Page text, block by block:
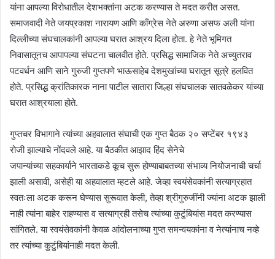
यांना आपल्या विरोधातील देशभक्तांना अटक करण्यास ते मदत करीत असत.
समाजवादी नेते जयप्रकाश नारायण आणि काँग्रेस नेते अरुणा असफ अली यांना
दिल्लीच्या संघचालकांनी आपल्या घरात आश्रय दिला होता. हे नेते भूमिगत
निवासातूनच आपापल्या संघटना चालवीत होते. प्रसिद्ध सामाजिक नेते अच्युतराव
पटवर्धन आणि साने गुरुजी गुप्तपणे भाऊसाहेब देशमुखांच्या घरातून सूत्रे हलवित
होते. प्रसिद्ध क्रांतिकारक नाना पाटील सातारा जिल्हा संघचालक सातवळेकर यांच्या
घरात आश्रयाला होते.
गुप्तचर विभागाने त्यांच्या अहवालात संघाची एक गुप्त बैठक २० सप्टेंबर १९४३
रोजी झाल्याचे नोंदवले आहे. या बैठकीत आझाद हिंद सेनेचे
जपान्यांच्या सहकार्याने भारताकडे कूच सुरू होण्याबाबतच्या संभाव्य नियोजनाची चर्चा
झाली असावी, असेही या अहवालात म्हटले आहे. जेव्हा स्वयंसेवकांनी सत्याग्रहात
स्वतःला अटक करून घेण्यास सुरूवात केली, तेव्हा श्रीगुरुजींनी ज्यांना अटक झाली
नाही त्यांना बाहेर राहण्यास व सत्याग्रही तसेच त्यांच्या कुटुंबियांस मदत करण्यास
सांगितले. या स्वयंसेवकांनी केवळ आंदोलनाच्या गुप्त समन्वयकांना व नेत्यांनाच नव्हे
तर त्यांच्या कुटुंबियांनाही मदत केली.